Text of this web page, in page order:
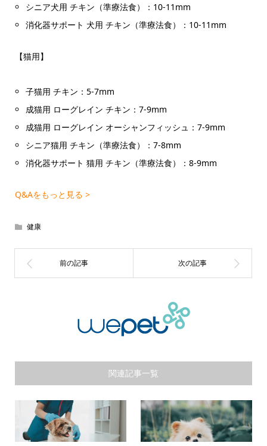
シニア犬用 チキン（準療法食）：10-11mm
消化器サポート 犬用 チキン（準療法食）：10-11mm
【猫用】
子猫用 チキン：5-7mm
成猫用 ローグレイン チキン：7-9mm
成猫用 ローグレイン オーシャンフィッシュ：7-9mm
シニア猫用 チキン（準療法食）：7-8mm
消化器サポート 猫用 チキン（準療法食）：8-9mm
Q&Aをもっと見る >
健康
関連記事一覧